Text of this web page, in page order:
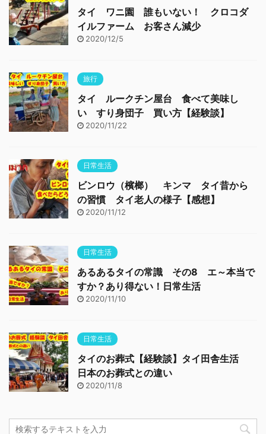
タイ ワニ園 誰もいない！ クロコダ
イルファーム お客さん減少
2020/12/5
旅行
タイ ルークチン屋台 食べて美味し
い すり身団子 買い方【経験談】
2020/11/22
日常生活
ビンロウ（檳榔） キンマ タイ昔から
の習慣 タイ老人の様子【感想】
2020/11/12
日常生活
あるあるタイの常識 その8 エ～本当で
すか？あり得ない！日常生活
2020/11/10
日常生活
タイのお葬式【経験談】タイ田舎生活
日本のお葬式との違い
2020/11/8